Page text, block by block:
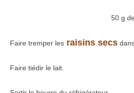
50 g de
Faire tremper les raisins secs
Faire tiédir le lait.